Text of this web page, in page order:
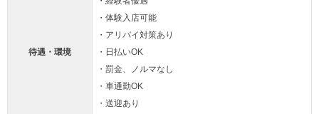
待遇・環境
・体験入店可能
・アリバイ対策あり
・日払いOK
・罰金、ノルマなし
・車通勤OK
・送迎あり